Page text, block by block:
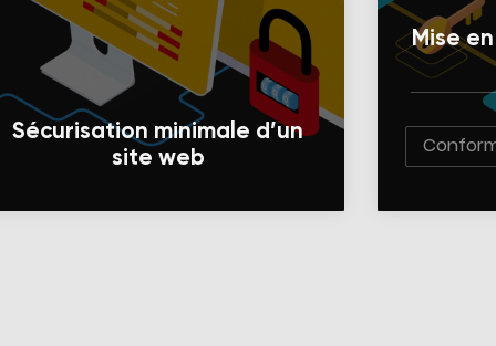
Sécurisation minimale d’un
site web
Mise